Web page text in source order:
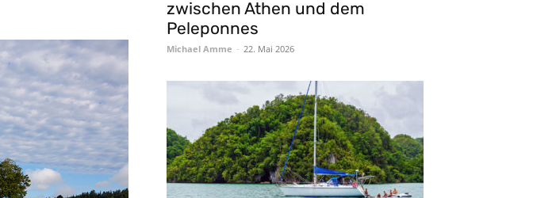
zwischen Athen und dem
Peleponnes
Michael Amme - 22. Mai 2026